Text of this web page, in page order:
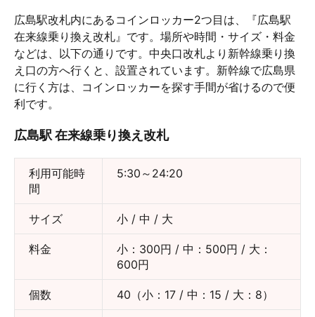
広島駅改札内にあるコインロッカー2つ目は、『広島駅
在来線乗り換え改札』です。場所や時間・サイズ・料金
などは、以下の通りです。中央口改札より新幹線乗り換
え口の方へ行くと、設置されています。新幹線で広島県
に行く方は、コインロッカーを探す手間が省けるので便
利です。
広島駅 在来線乗り換え改札
利用可能時
間
5:30～24:20
サイズ 小 / 中 / 大
料金
小：300円 / 中：500円 / 大：
600円
個数 40（小：17 / 中：15 / 大：8）